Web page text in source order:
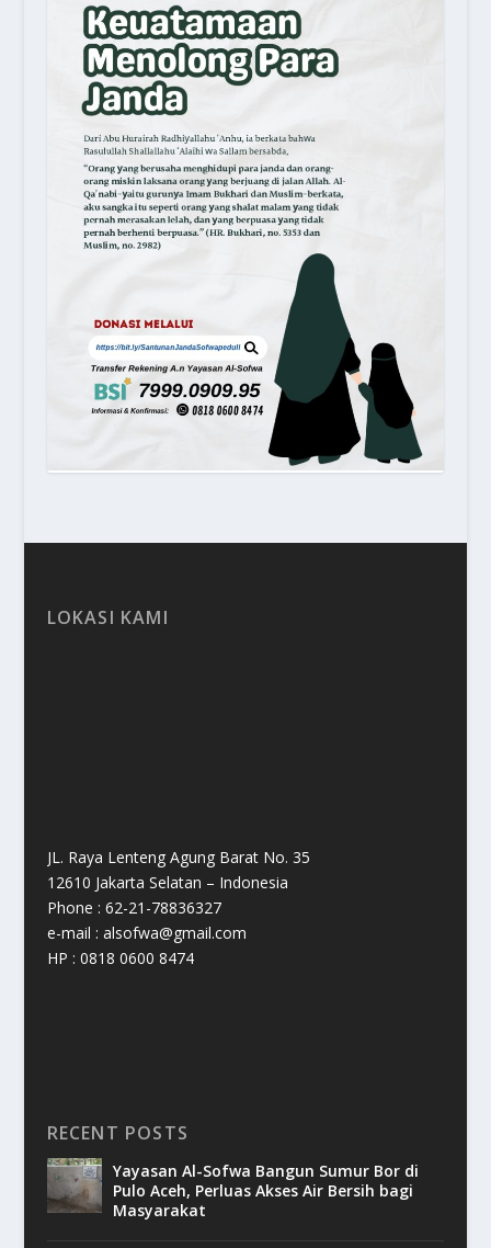
LOKASI KAMI
JL. Raya Lenteng Agung Barat No. 35
12610 Jakarta Selatan – Indonesia
Phone : 62-21-78836327
e-mail : alsofwa@gmail.com
HP : 0818 0600 8474
RECENT POSTS
Yayasan Al-Sofwa Bangun Sumur Bor di
Pulo Aceh, Perluas Akses Air Bersih bagi
Masyarakat